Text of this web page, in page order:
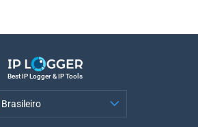
Best IP Logger & IP Tools
Brasileiro